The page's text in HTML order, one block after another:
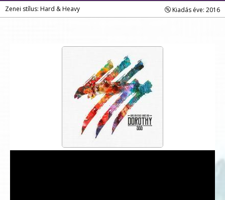
Zenei stílus: Hard & Heavy Kiadás éve: 2016